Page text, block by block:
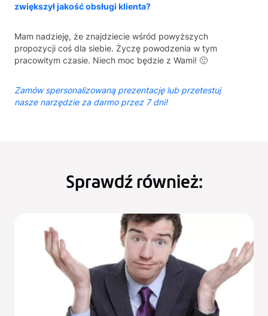
zwiększył jakość obsługi klienta?
Mam nadzieję, że znajdziecie wśród powyższych
propozycji coś dla siebie. Życzę powodzenia w tym
pracowitym czasie. Niech moc będzie z Wami! 🙂
Zamów spersonalizowaną prezentację lub przetestuj
nasze narzędzie za darmo przez 7 dni!
Sprawdź również: